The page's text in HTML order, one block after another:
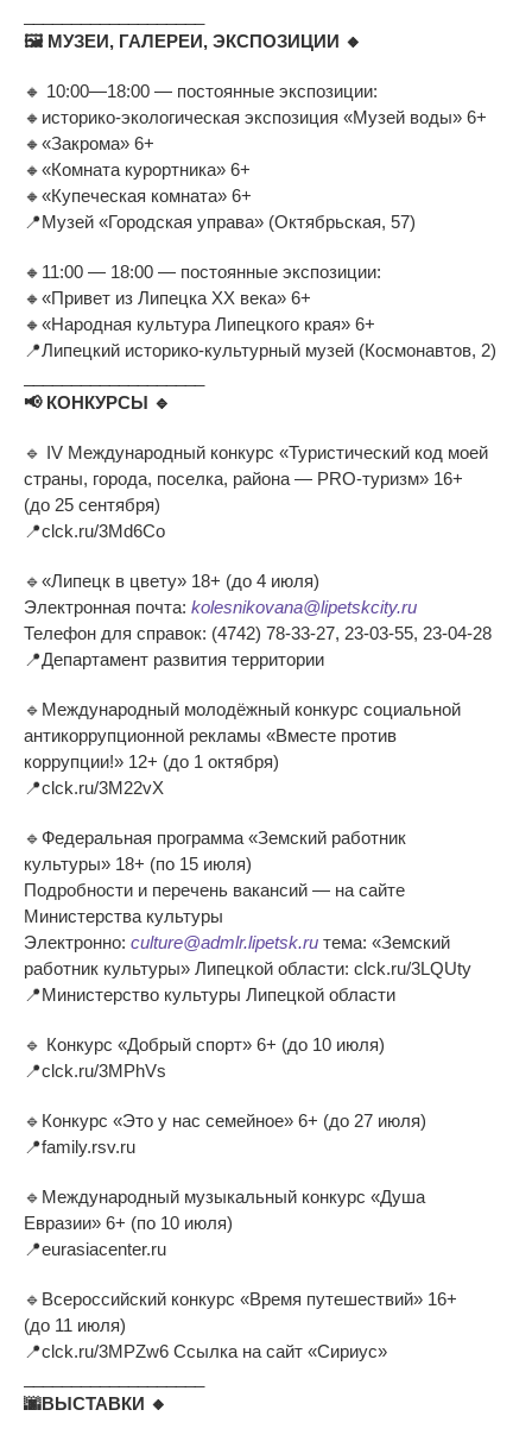
🖼МУЗЕИ, ГАЛЕРЕИ, ЭКСПОЗИЦИИ 🔸
🔸 10:00—18:00 — постоянные экспозиции:
🔸 историко-экологическая экспозиция «Музей воды» 6+
🔸«Закрома» 6+
🔸«Комната курортника» 6+
🔸«Купеческая комната» 6+
📍Музей «Городская управа» (Октябрьская, 57)
🔸 11:00 — 18:00 — постоянные экспозиции:
🔸«Привет из Липецка XX века» 6+
🔸«Народная культура Липецкого края» 6+
📍Липецкий историко-культурный музей (Космонавтов, 2)
📢КОНКУРСЫ 🔹
🔹 IV Международный конкурс «Туристический код моей
страны, города, поселка, района — PRO-туризм» 16+
(до 25 сентября)
📍clck.ru/3Md6Co
🔹«Липецк в цвету» 18+ (до 4 июля)
Электронная почта: kolesnikovana@lipetskcity.ru
Телефон для справок: (4742) 78-33-27, 23-03-55, 23-04-28
📍Департамент развития территории
🔹 Международный молодёжный конкурс социальной
антикоррупционной рекламы «Вместе против
коррупции!» 12+ (до 1 октября)
📍clck.ru/3M22vX
🔹 Федеральная программа «Земский работник
культуры» 18+ (по 15 июля)
Подробности и перечень вакансий — на сайте
Министерства культуры
Электронно: culture@admlr.lipetsk.ru тема: «Земский
работник культуры» Липецкой области: clck.ru/3LQUty
📍Министерство культуры Липецкой области
🔹 Конкурс «Добрый спорт» 6+ (до 10 июля)
📍clck.ru/3MPhVs
🔹 Конкурс «Это у нас семейное» 6+ (до 27 июля)
📍family.rsv.ru
🔹 Международный музыкальный конкурс «Душа
Евразии» 6+ (по 10 июля)
📍eurasiacenter.ru
🔹 Всероссийский конкурс «Время путешествий» 16+
(до 11 июля)
📍clck.ru/3MPZw6 Ссылка на сайт «Сириус»
🌆ВЫСТАВКИ 🔸